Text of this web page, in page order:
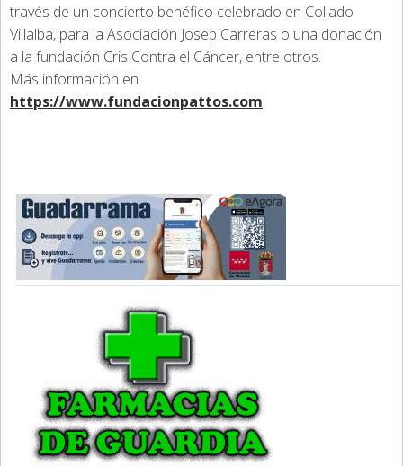
través de un concierto benéfico celebrado en Collado
Villalba, para la Asociación Josep Carreras o una donación
a la fundación Cris Contra el Cáncer, entre otros.
Más información en
https://www.fundacionpattos.com